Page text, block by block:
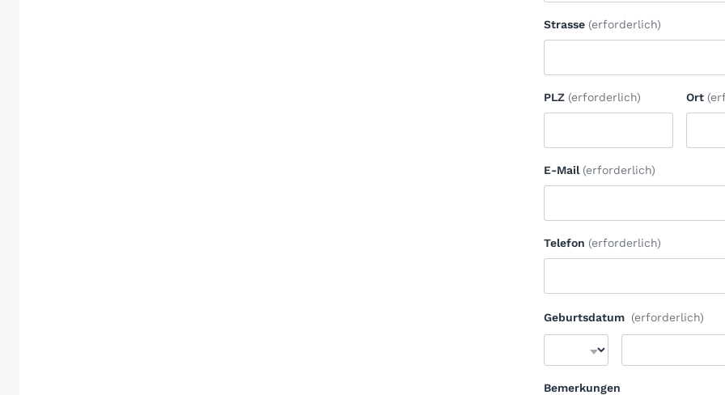
Strasse (erforderlich)
PLZ (erforderlich) Ort
E-Mail (erforderlich)
Telefon (erforderlich)
Geburtsdatum (erforderlich)
Bemerkungen